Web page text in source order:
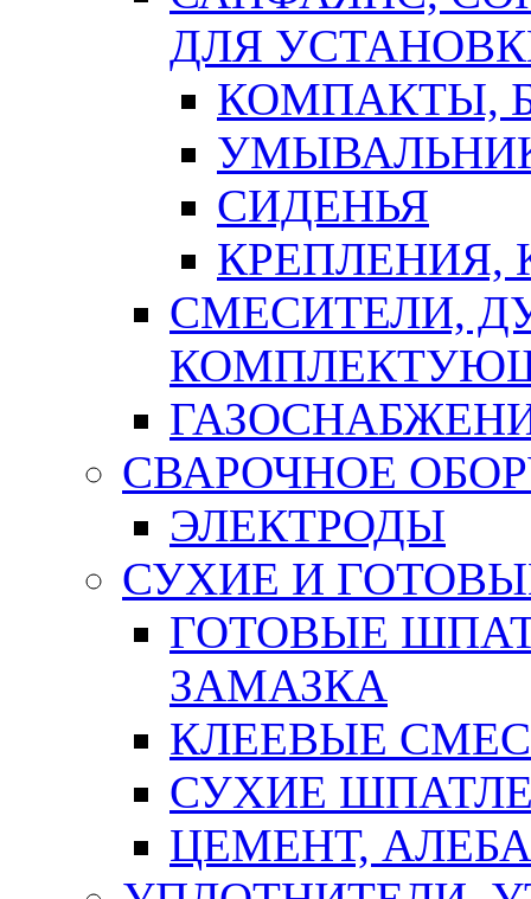
ДЛЯ
КОМПАКТЫ,
СИДЕНЬЯ
СМЕСИТЕЛИ,
СВАРОЧНОЕ
ЭЛЕКТРОДЫ
СУХИЕ И
ГОТОВЫЕ
ЗАМАЗКА
КЛЕЕВЫЕ
СУХИЕ
ЦЕМЕНТ,